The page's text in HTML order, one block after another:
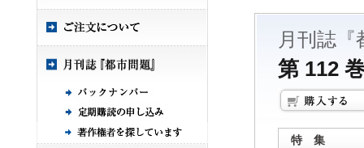
月刊誌『
第 112
特 集